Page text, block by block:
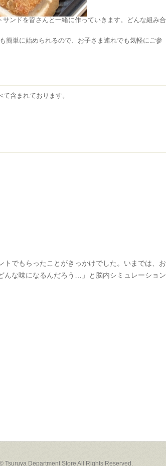
ンドを皆さんと一緒に作っていきます。どんな組み合
簡単に始められるので、お子さま連れでも気軽にご参
含まれております。
でもらったことがきっかけでした。いまでは、お
んな味になるんだろう…」と脳内シミュレーション
Tsuruya Department Store All Rights Reserved.